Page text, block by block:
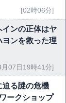
[02時06分]
インの正体はヤ
ンを救った理
月07日19時41分]
迫る謎の危機
ークショップ